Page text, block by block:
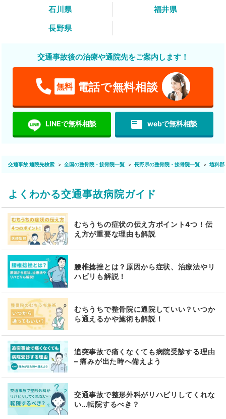
石川県
福井県
長野県
交通事故後の治療や通院先をご案内します！
無料 電話で無料相談
LINEで無料相談 featured_play_list webで無料相談
交通事故 通院先検索 全国の整骨院・接骨院一覧 長野県の整骨院・接骨院一覧 埴科郡
よくわかる交通事故病院ガイド
むちうちの症状の伝え方ポイント4つ！伝
え方が重要な理由も解説
腰椎捻挫とは？原因から症状、治療法やリ
ハビリも解説！
むちうちで整骨院に通院していい？いつか
ら通えるかや施術も解説！
追突事故で痛くなくても病院受診する理由
– 痛みが出た時へ備えよう
交通事故で整形外科がリハビリしてくれな
い…転院するべき？